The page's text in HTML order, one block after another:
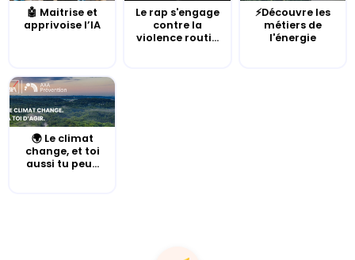
🤖 Maitrise et
apprivoise l’IA
Le rap s'engage
contre la
violence routi...
⚡Découvre les
métiers de
l'énergie
🌍 Le climat
change, et toi
aussi tu peu...